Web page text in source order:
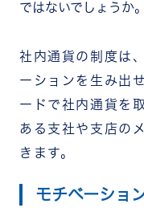
ではないでしょうか。
社内通貨の制度は
ーションを生み出
ードで社内通貨を
ある支社や支店の
きます。
モチベーショ